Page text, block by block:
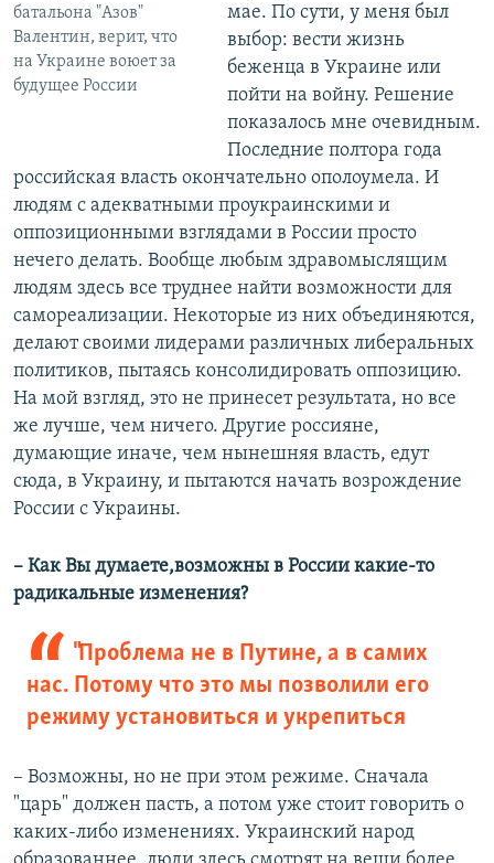
батальона "Азов"
Валентин, верит, что
на Украине воюет за
будущее России
мае. По сути, у меня был
выбор: вести жизнь
беженца в Украине или
пойти на войну. Решение
показалось мне очевидным.
Последние полтора года
российская власть окончательно ополоумела. И
людям с адекватными проукраинскими и
оппозиционными взглядами в России просто
нечего делать. Вообще любым здравомыслящим
людям здесь все труднее найти возможности для
самореализации. Некоторые из них объединяются,
делают своими лидерами различных либеральных
политиков, пытаясь консолидировать оппозицию.
На мой взгляд, это не принесет результата, но все
же лучше, чем ничего. Другие россияне,
думающие иначе, чем нынешняя власть, едут
сюда, в Украину, и пытаются начать возрождение
России с Украины.
–​ Как Вы думаете,возможны в России какие-то
радикальные изменения?
"Проблема не в Путине, а в самих
нас. Потому что это мы позволили его
режиму установиться и укрепиться
– Возможны, но не при этом режиме. Сначала
"царь" должен пасть, а потом уже стоит говорить о
каких-либо изменениях. Украинский народ